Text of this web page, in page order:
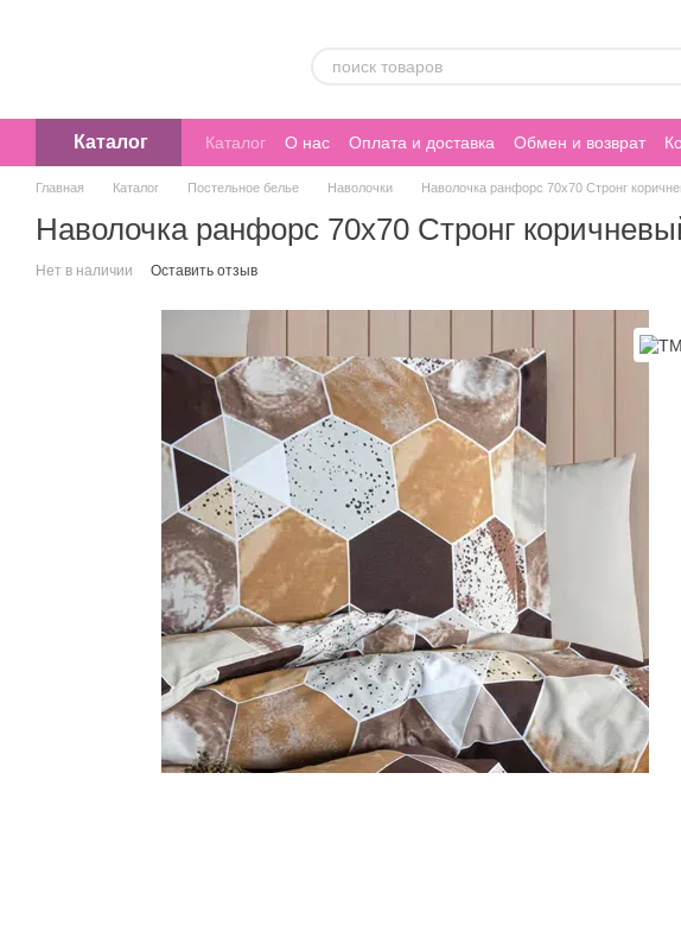
Каталог Каталог О нас Оплата и доставка Обмен и возврат
Главная Каталог Постельное белье Наволочки Наволочка ранфорс 70х70 Стронг
Наволочка ранфорс 70х70 Стронг
Нет в наличии Оставить отзыв